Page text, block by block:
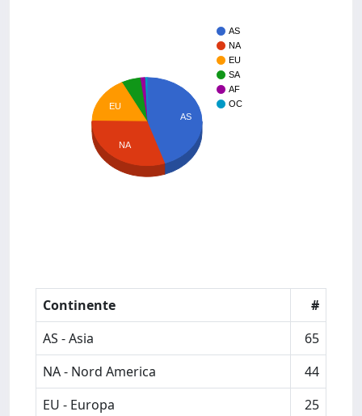
AS
NA
EU
SA
AF
OC
AS
EU
NA
Continente
#
AS - Asia
65
NA - Nord America
44
EU - Europa
25